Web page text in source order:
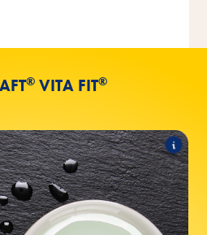
nélkül készülnek.
®VITA FIT®
Vita Fit
®
TRANK
a következő termékeket
tartalmazza: